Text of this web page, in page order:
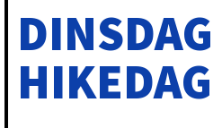
DINSDAG
HIKEDAG